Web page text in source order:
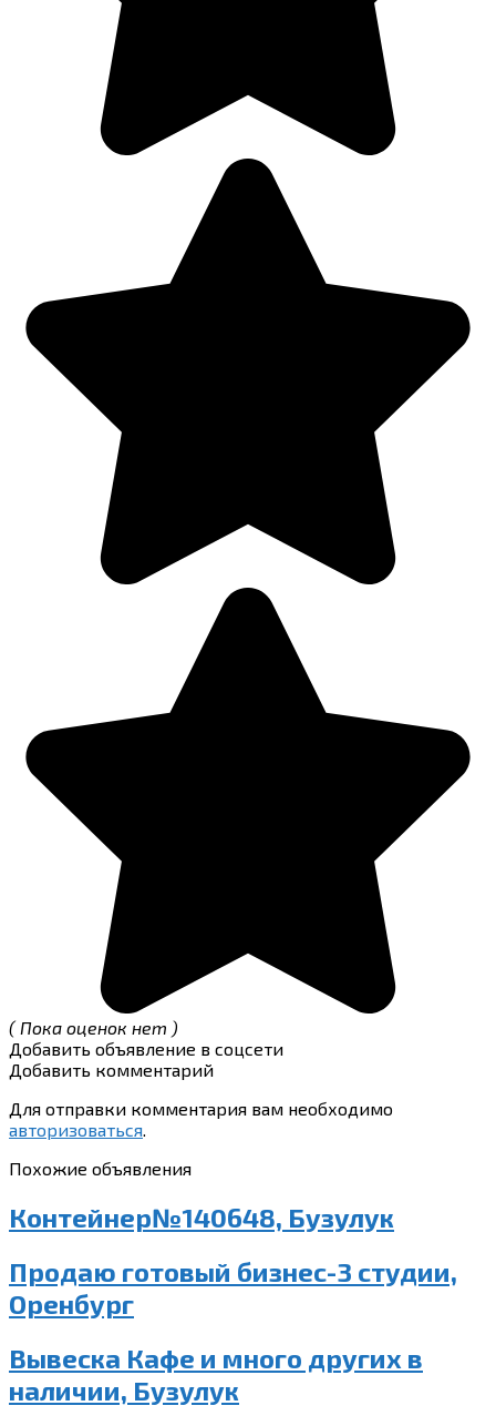
( Пока оценок нет )
Добавить объявление в соцсети
Добавить комментарий
Для отправки комментария вам необходимо
авторизоваться.
Похожие объявления
Контейнер№140648, Бузулук
Продаю готовый бизнес-3 студии,
Оренбург
Вывеска Кафе и много других в
наличии, Бузулук